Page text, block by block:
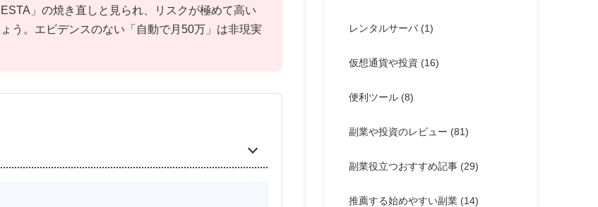
」の焼き直しと見られ、リスクが極めて高い
う。エビデンスのない「自動で月50万」は非現実
レンタルサーバ (1)
仮想通貨や投資 (16)
便利ツール (8)
副業や投資のレビュー (81)
副業役立つおすすめ記事 (29)
推薦する始めやすい副業 (14)